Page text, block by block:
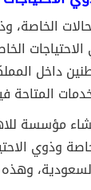
الخاصة،
داخل
المتاحة
مؤسسة
وذوي
السعودية،